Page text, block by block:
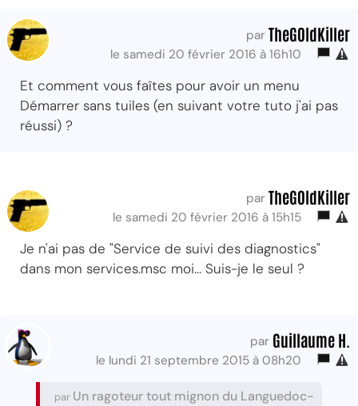
par TheG0ldKiller
le samedi 20 février 2016 à 16h10
Et comment vous faîtes pour avoir un menu
Démarrer sans tuiles (en suivant votre tuto j'ai pas
réussi) ?
par TheG0ldKiller
le samedi 20 février 2016 à 15h15
Je n'ai pas de "Service de suivi des diagnostics"
dans mon services.msc moi... Suis-je le seul ?
par Guillaume H.
le lundi 21 septembre 2015 à 08h20
par Un ragoteur tout mignon du Languedoc-